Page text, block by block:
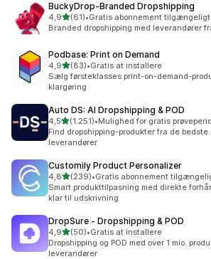
BuckyDrop‑Branded Dropshipping
4,9ud af 5 stjerner
(61)
61 anmeldelser i alt
•Gratis abonnement tilgængeligt
Branded dropshipping med leverandører
Podbase: Print on Demand
4,9ud af 5 stjerner
(83)
83 anmeldelser i alt
•Gratis at installere
Sælg førsteklasses print-on-demand-
klargøring
Auto DS: AI Dropshipping & POD
4,5ud af 5 stjerner
(1.251)
1251 anmeldelser i alt
•Mulighed for gratis
Find dropshipping-produkter fra de
leverandører
Customily Product Personalizer
4,8ud af 5 stjerner
(239)
239 anmeldelser i alt
•Gratis abonnement
Smart produkttilpasning med direkte
klar til udskrivning
DropSure ‑ Dropshipping & POD
4,9ud af 5 stjerner
(50)
50 anmeldelser i alt
•Gratis at installere
Dropshipping og POD med over 1 mio.
leverandører